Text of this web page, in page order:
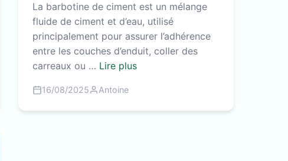
La barbotine de ciment est un mélange
fluide de ciment et d’eau, utilisé
principalement pour assurer l’adhérence
entre les couches d’enduit, coller des
carreaux ou … Lire plus
16/08/2025 Antoine